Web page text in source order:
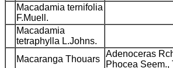
Macadamia ternifolia
F.Muell.
Macadamia
tetraphylla L.Johns.
Macaranga Thouars
Adenoceras
Phocea Seem.,